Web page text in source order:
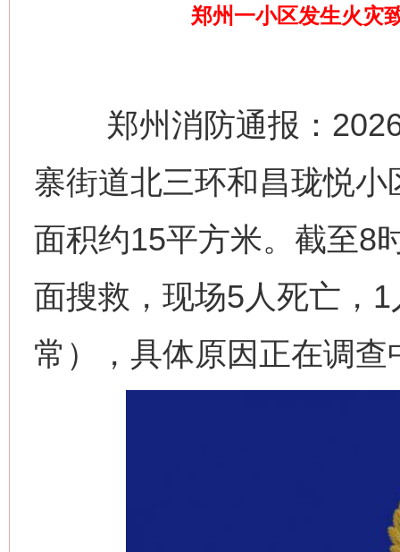
郑州一小区发生火灾
郑州消防通报：2026
寨街道北三环和昌珑悦
面积约15平方米。截至8
面搜救，现场5人死亡，
常），具体原因正在调查